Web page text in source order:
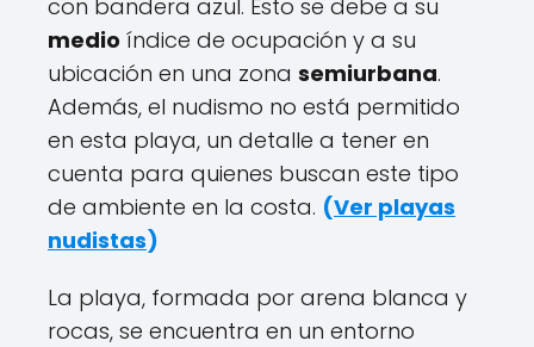
con bandera azul. Esto se debe a su
medio índice de ocupación y a su
ubicación en una zona semiurbana.
Además, el nudismo no está permitido
en esta playa, un detalle a tener en
cuenta para quienes buscan este tipo
de ambiente en la costa. (Ver playas
nudistas)
La playa, formada por arena blanca y
rocas, se encuentra en un entorno